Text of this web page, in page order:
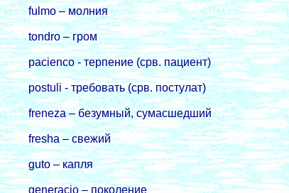
fulmo – молния
tondro – гром
pacienco - терпение (срв. пациент)
postuli - требовать (срв. постулат)
freneza – безумный, сумасшедший
fresha – свежий
guto – капля
generacio – поколение